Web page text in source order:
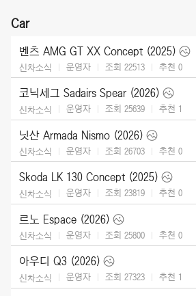
Car
벤츠 AMG GT XX Concept (2025)
신차소식 운영자 조회 22513 추천 0
코닉세그 Sadairs Spear (2026)
신차소식 운영자 조회 25639 추천 1
닛산 Armada Nismo (2026)
신차소식 운영자 조회 26703 추천 0
Skoda LK 130 Concept (2025)
신차소식 운영자 조회 23819 추천 0
르노 Espace (2026)
신차소식 운영자 조회 25800 추천 0
아우디 Q3 (2026)
신차소식 운영자 조회 27323 추천 1